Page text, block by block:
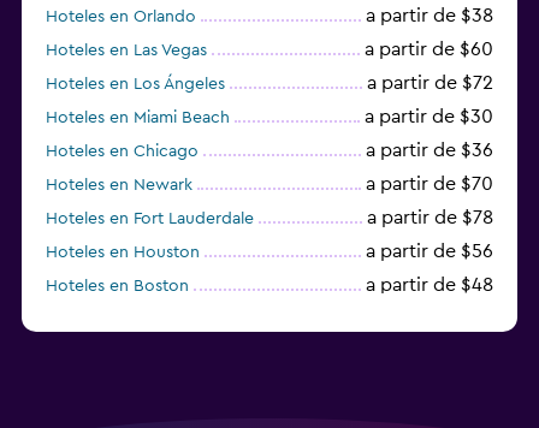
Hoteles en Orlando a partir de $38
Hoteles en Las Vegas a partir de $60
Hoteles en Los Ángeles a partir de $72
Hoteles en Miami Beach a partir de $30
Hoteles en Chicago a partir de $36
Hoteles en Newark a partir de $70
Hoteles en Fort Lauderdale a partir de $78
Hoteles en Houston a partir de $56
Hoteles en Boston a partir de $48